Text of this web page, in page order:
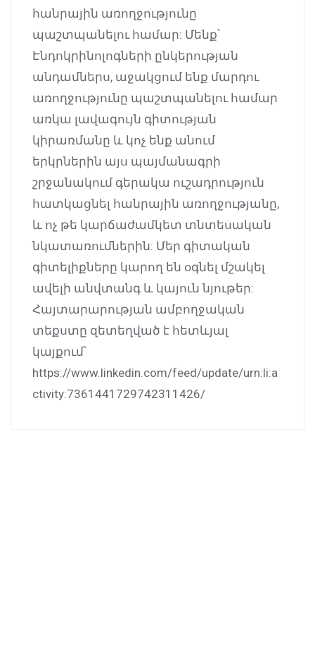
հանրային առողջությունը
պաշտպանելու համար: Մենք՝
Էնդոկրինոլոգների ընկերության
անդամներս, աջակցում ենք մարդու
առողջությունը պաշտպանելու համար
առկա լավագույն գիտության
կիրառմանը և կոչ ենք անում
երկրներին այս պայմանագրի
շրջանակում գերակա ուշադրություն
հատկացնել հանրային առողջությանը,
և ոչ թե կարճաժամկետ տնտեսական
նկատառումներին: Մեր գիտական
գիտելիքները կարող են օգնել մշակել
ավելի անվտանգ և կայուն նյութեր:
Հայտարարության ամբողջական
տեքստը զետեղված է հետևյալ
կայքում՝
https://www.linkedin.com/feed/update/urn:li:a
ctivity:7361441729742311426/